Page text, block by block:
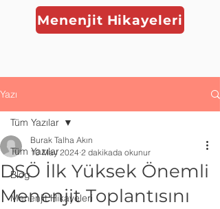
Menenjit Hikayeleri
Yazı
Tüm Yazılar
Blog
Menenjit Hikayeleri
Tüm Yazılar
DSÖ İlk Yüksek Önemli
Menenjit Toplantısını
Burak Talha Akın
10 May 2024 2 dakikada okunur